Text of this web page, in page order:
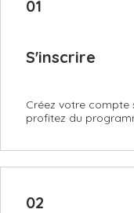
01
S'inscrire
Créez votre compte
profitez du
02